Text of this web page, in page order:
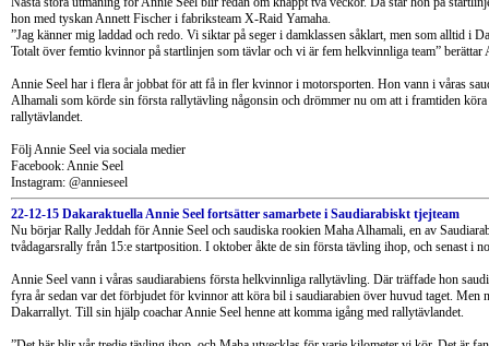
hon med tyskan Annett Fischer i fabriksteam X-Raid Yamaha.
”Jag känner mig laddad och redo. Vi siktar på seger i damklassen såklart, men som alltid i
Totalt över femtio kvinnor på startlinjen som tävlar och vi är fem helkvinnliga team”
Annie Seel har i flera år jobbat för att få in fler kvinnor i motorsporten. Hon vann i våras
Alhamali som körde sin första rallytävling någonsin och drömmer nu om att i framtiden
rallytävlandet.
Följ Annie Seel via sociala medier
Facebook: Annie Seel
Instagram: @annieseel
22-12-15 Dakaraktuella Annie Seel fortsätter samarbete i Saudiarabiskt tjejteam
Nu börjar Rally Jeddah för Annie Seel och saudiska rookien Maha Alhamali, en av
tvådagarsrally från 15:e startposition. I oktober åkte de sin första tävling ihop, och senast i
Annie Seel vann i våras saudiarabiens första helkvinnliga rallytävling. Där träffade hon
fyra år sedan var det förbjudet för kvinnor att köra bil i saudiarabien över huvud taget.
Dakarrallyt. Till sin hjälp coachar Annie Seel henne att komma igång med rallytävlandet.